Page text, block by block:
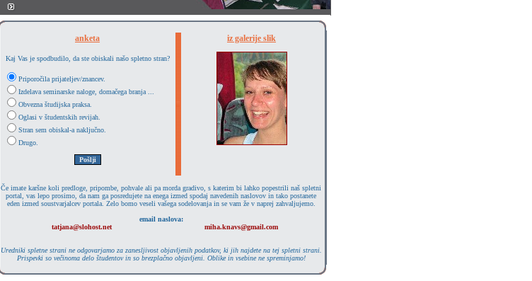
anketa
Kaj Vas je spodbudilo, da ste obiskali našo spletno stran?
Priporočila prijateljev/znancev.
Izdelava seminarske naloge, domačega branja ...
Obvezna študijska praksa.
Oglasi v študentskih revijah.
Stran sem obiskal-a naključno.
Drugo.
iz galerije slik
Če imate karšne koli predloge, pripombe, pohvale ali pa morda gradivo, s katerim bi lahko popestrili naš spletni
portal, vas lepo prosimo, da nam ga posredujete na enega izmed spodaj navedenih naslovov in tako postanete
eden izmed soustvarjalcev portala. Zelo bomo veseli vašega sodelovanja in se vam že v naprej zahvaljujemo.
email naslova:
tatjana@slohost.net
miha.knavs@gmail.com
Uredniki spletne strani ne odgovarjamo za zanesljivost objavljenih podatkov, ki jih najdete na tej spletni strani.
Prispevki so večinoma delo študentov in so brezplačno objavljeni. Oblike in vsebine ne spreminjamo!